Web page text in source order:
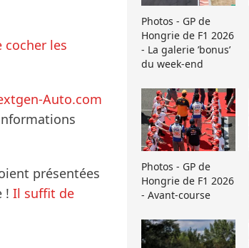
cocher les
Auto.com
présentées
! Il suffit de
Photos - GP de
Hongrie de F1 2026
- La galerie ’bonus’
du week-end
Photos - GP de
Hongrie de F1 2026
- Avant-course